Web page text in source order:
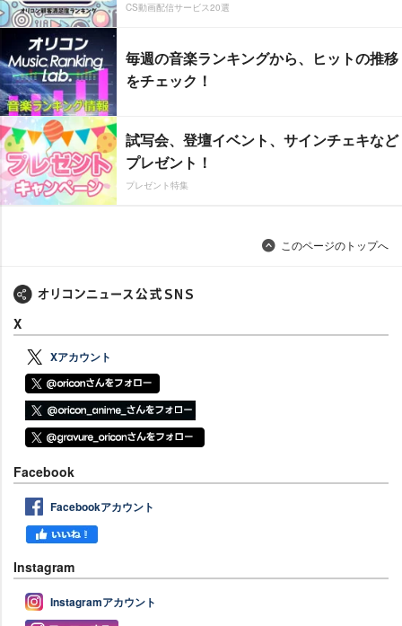
CS動画配信サービス20選
毎週の音楽ランキングから、ヒットの推移
をチェック！
試写会、登壇イベント、サインチェキなど
プレゼント！
プレゼント特集
このページのトップへ
X
Xアカウント
Facebook
Facebookアカウント
Instagram
Instagramアカウント